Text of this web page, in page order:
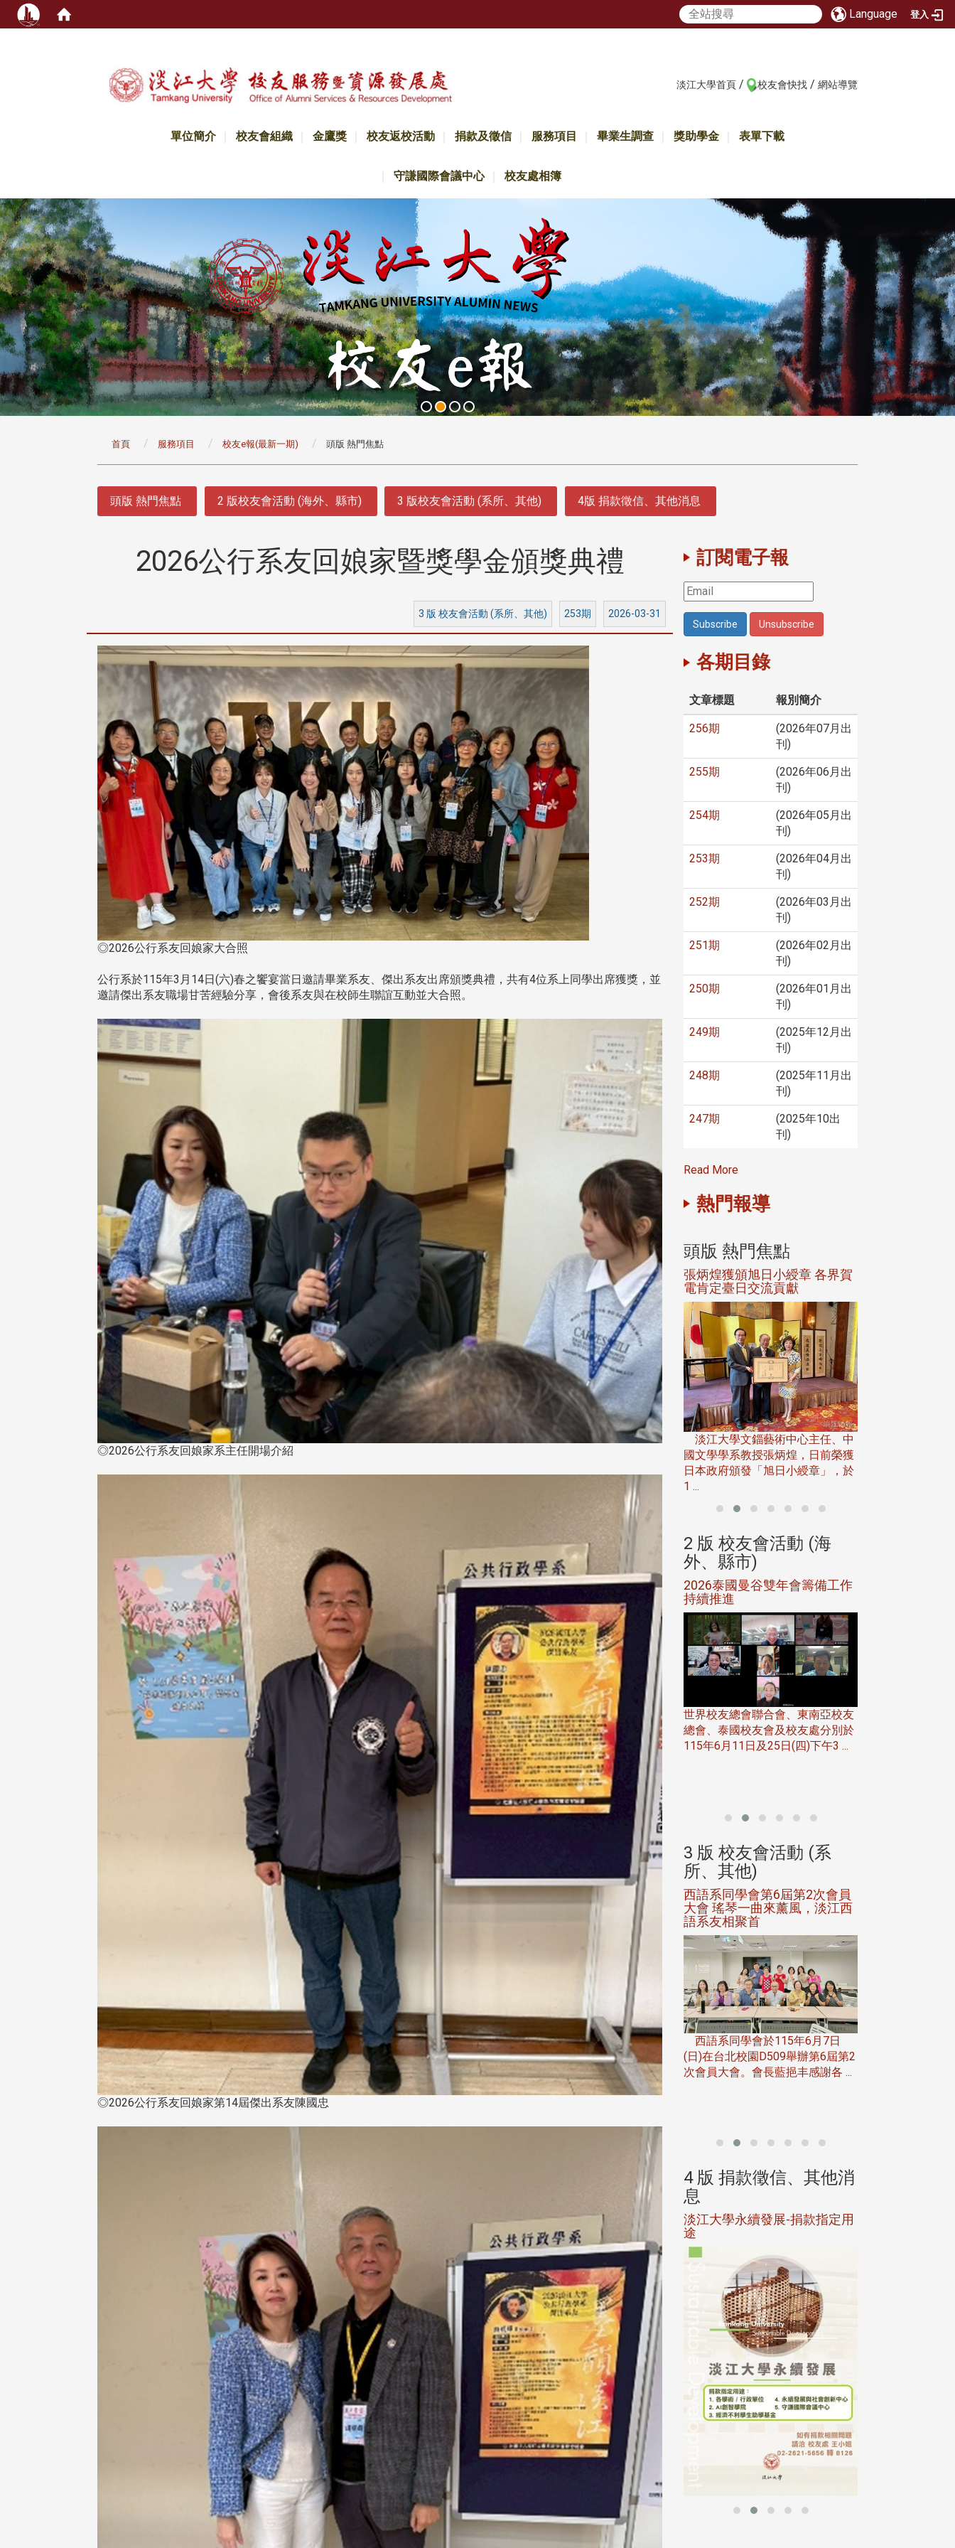
Language 登入
淡江大學首頁 / 校友會快找 / 網站導覽
單位簡介 校友會組織 金鷹獎 校友返校活動 捐款及徵信 服務項目 畢業生調查 獎助學金 表單下載
守謙國際會議中心 校友處相簿
首頁 服務項目 校友e報(最新一期) 頭版 熱門焦點
頭版 熱門焦點 2 版校友會活動 (海外、縣市) 3 版校友會活動 (系所、其他) 4版 捐款徵信、其他消息
2026公行系友回娘家暨獎學金頒獎典禮
3 版 校友會活動 (系所、其他) 253期 2026-03-31
◎2026公行系友回娘家大合照
公行系於115年3月14日(六)春之饗宴當日邀請畢業系友、傑出系友出席頒獎典禮，共有4位系上同學出席獲獎，並
邀請傑出系友職場甘苦經驗分享，會後系友與在校師生聯誼互動並大合照。
◎2026公行系友回娘家系主任開場介紹
◎2026公行系友回娘家第14屆傑出系友陳國忠
訂閱電子報
各期目錄
文章標題 報別簡介
256期
(2026年07月出
刊)
255期
(2026年06月出
刊)
254期
(2026年05月出
刊)
253期
(2026年04月出
刊)
252期
(2026年03月出
刊)
251期
(2026年02月出
刊)
250期
(2026年01月出
刊)
249期
(2025年12月出
刊)
248期
(2025年11月出
刊)
247期
(2025年10出
刊)
Read More
熱門報導
大學主任秘書曾守正率隊
校友處 深化校友工作交
大學主任秘書、中文系校友
頭版 熱門焦點
十四載深耕校友情誼 校友處
執行長彭春陽榮退 校友感念
相伴同行
校友處執行長彭春陽於115年7月
頭版 熱門焦點
校友處新任執行長武士戎上
任 攜手校友共創淡江新里程
淡江大學於115年7月30日(四)舉
頭版 熱門焦點
淡江大學董事會議改選案報部
聘任許輝煌為校長 新聘范巽綠
頭版 熱門焦點
張炳煌獲頒旭日小綬章 各界賀
電肯定臺日交流貢獻
淡江大學文錙藝術中心主任、中
國文學學系教授張炳煌，日前榮獲
日本政府頒發「旭日小綬章」，於
1 ...
校友會於115年6月10日(三)
2 版 校友會活動 (海
外、縣市)
台北市校友會6月份活動
台北市校友會於6月6日(六)舉辦
「新店瑠公圳知性健行活動」，在
領隊温明正學長與副領隊呂惠玲學
2 版 校友會活動 (海
外、縣市)
台中市校友會拜會盧秀燕市
長 校友交流智慧治理凝聚向
心力
台中市校友會於115年6月24日
(三)舉辦拜會台中市政府活動。參
訪團由母校戰略所所長李大中、 ...
2 版 校友會活動 (海
外、縣市)
南加州校友會召開115年年中
理事會議 許宗由當選116年
會長 並獲授權承辦下屆世界
校友雙年會
南加州校友會於115年6月27日(日)
在美國洛杉磯華僑文教服務中心
（洛僑文化中心）會議室召開115
...
2 版 校友會活動 (海
外、縣市)
2026泰國曼谷雙年會籌備工作
持續推進
世界校友總會聯合會、東南亞校友
總會、泰國校友會及校友處分別於
115年6月11日及25日(四)下午3 ...
大學電子與電機系友會於115
月28日在台北校區盛大舉辦
人科技與前瞻應用論壇」，特
3 版 校友會活動 (系
風保系友會蘭陽探梅漫遊 齊聚
在連日大雨陰霾下，風保系友會
在115年6月27日(六)舉辦的一日
遊，神奇迎來超幸運好天氣。大 ...
3 版 校友會活動 (系
所、其他)
【校友來訪】香港校友會前會
長葉雅琴、杜天寶學長
香港校友會前會長葉雅琴學姐與
杜天寶學長一家，於115年6月4日
(四)返校拜訪校友處，受到校友 ...
3 版 校友會活動 (系
所、其他)
邱孝賢接任跨業合作協進會第2
屆理事長
跨業合作協進會第二屆第一次會員
大會於6月5日下午7時，在台北校
園D508室舉行，本校潘伯申研發
長、 ...
3 版 校友會活動 (系
所、其他)
西語系同學會第6屆第2次會員
大會 瑤琴一曲來薰風，淡江西
語系友相聚首
西語系同學會於115年6月7日
(日)在台北校園D509舉辦第6屆第2
次會員大會。會長藍挹丰感謝各 ...
4 版 捐款徵信、其他消
歡迎使用「淡江大學校園徵才
線上系統」
4 版 捐款徵信、其他消
捐款芳名錄
4 版 捐款徵信、其他消
息
淡江大學永續發展-捐款指定用
途